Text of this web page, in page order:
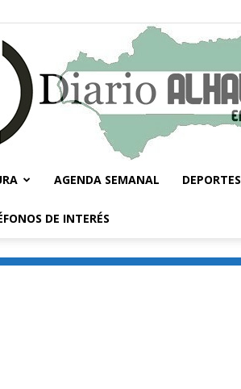
AGENDA SEMANAL DEPORTES
DE INTERÉS